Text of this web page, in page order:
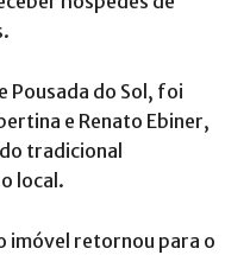
Pousada do Sol, foi
e Renato Ebiner,
tradicional
local.
imóvel retornou para o